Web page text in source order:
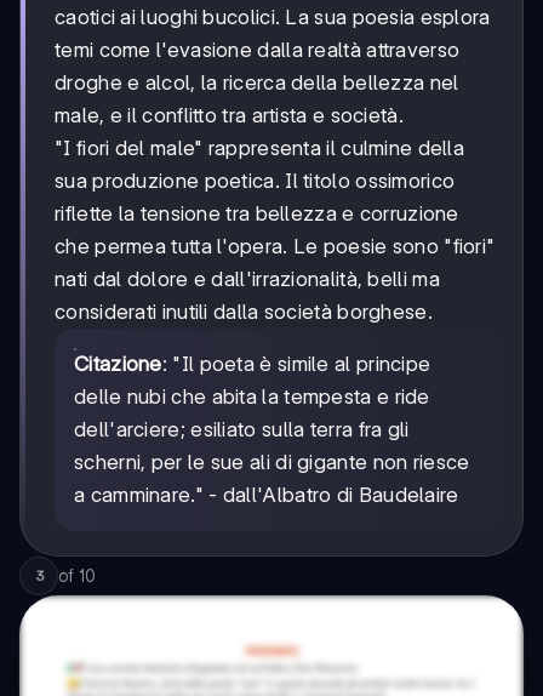
caotici ai luoghi bucolici. La sua poesia esplora
temi come l'evasione dalla realtà attraverso
droghe e alcol, la ricerca della bellezza nel
male, e il conflitto tra artista e società.
"I fiori del male" rappresenta il culmine della
sua produzione poetica. Il titolo ossimorico
riflette la tensione tra bellezza e corruzione
che permea tutta l'opera. Le poesie sono "fiori"
nati dal dolore e dall'irrazionalità, belli ma
considerati inutili dalla società borghese.
Citazione: "Il poeta è simile al principe
delle nubi che abita la tempesta e ride
dell'arciere; esiliato sulla terra fra gli
scherni, per le sue ali di gigante non riesce
a camminare." - dall'Albatro di Baudelaire
3 of 10